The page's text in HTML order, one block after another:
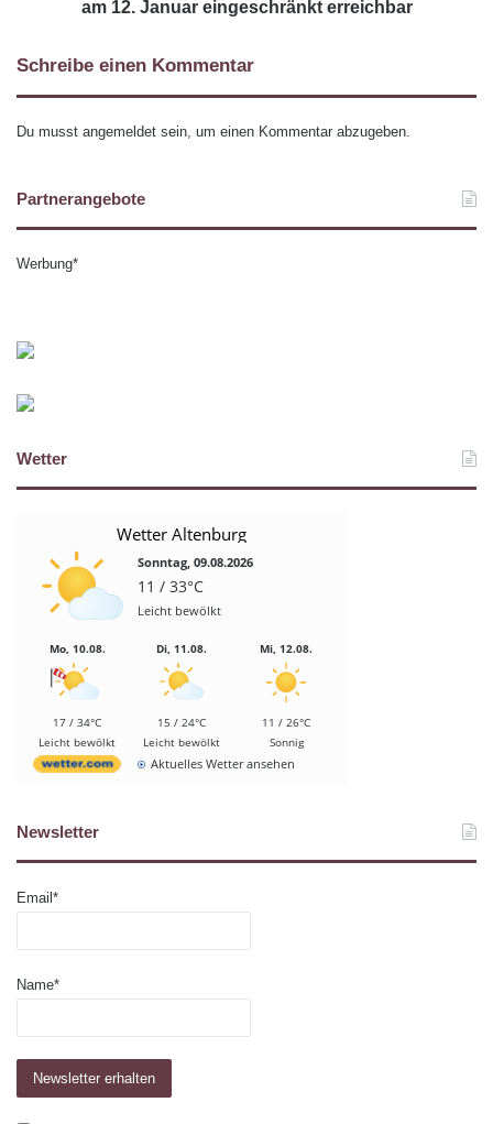
am 12. Januar eingeschränkt erreichbar
Schreibe einen Kommentar
Du musst angemeldet sein, um einen Kommentar abzugeben.
Partnerangebote
Werbung*
Wetter
Wetter Altenburg
Sonntag, 09.08.2026
11 / 33°C
Leicht bewölkt
Mo, 10.08.
17 / 34°C
Leicht bewölkt
Di, 11.08.
15 / 24°C
Leicht bewölkt
Mi, 12.08.
11 / 26°C
Sonnig
Aktuelles Wetter ansehen
Newsletter
Email*
Name*